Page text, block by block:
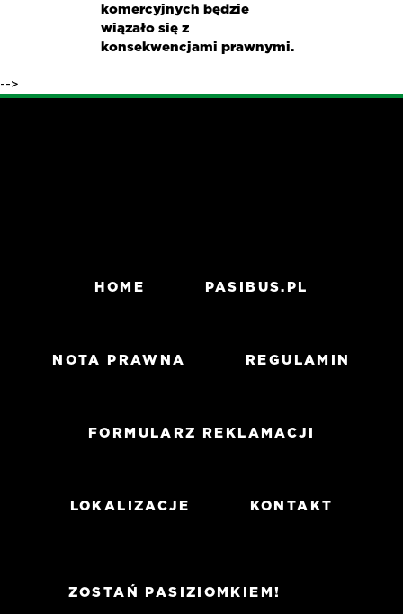
komercyjnych będzie
wiązało się z
konsekwencjami prawnymi.
-->
HOME PASIBUS.PL
NOTA PRAWNA REGULAMIN
FORMULARZ REKLAMACJI
LOKALIZACJE KONTAKT
ZOSTAŃ PASIZIOMKIEM!